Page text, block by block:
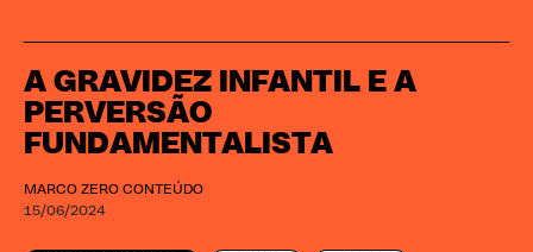
A GRAVIDEZ INFANTIL E A
PERVERSÃO
FUNDAMENTALISTA
MARCO ZERO CONTEÚDO
15/06/2024